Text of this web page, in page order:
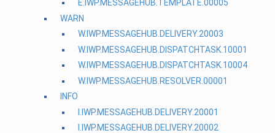
E.IWP.MESSAGEHUB.TEMPLATE.00005
WARN
W.IWP.MESSAGEHUB.DELIVERY.20003
W.IWP.MESSAGEHUB.DISPATCHTASK.10001
W.IWP.MESSAGEHUB.DISPATCHTASK.10004
W.IWP.MESSAGEHUB.RESOLVER.00001
INFO
I.IWP.MESSAGEHUB.DELIVERY.20001
I.IWP.MESSAGEHUB.DELIVERY.20002